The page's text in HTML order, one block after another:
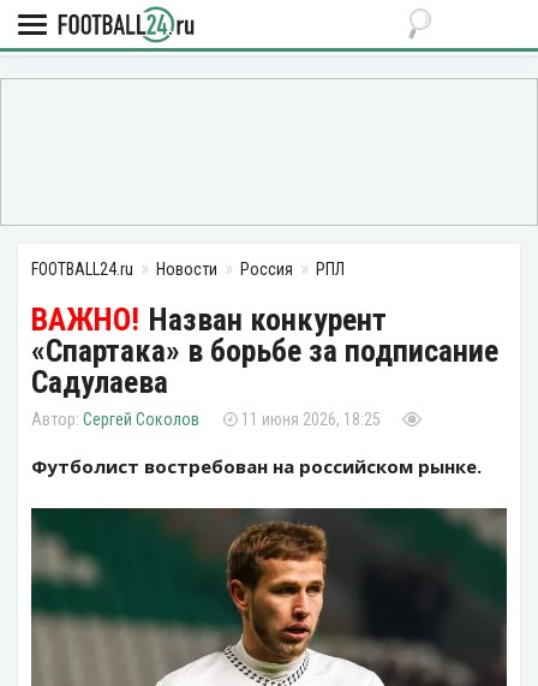
FOOTBALL24.ru Новости Россия РПЛ
Назван конкурент
«Спартака» в борьбе за подписание
Садулаева
Сергей Соколов 11 июня 2026, 18:25
Футболист востребован на российском рынке.